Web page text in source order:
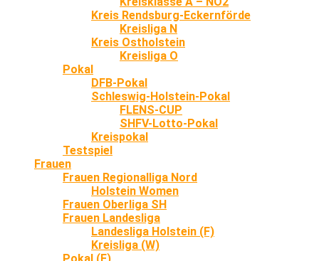
Kreis Rendsburg-Eckernförde
Kreisliga N
Kreis Ostholstein
Kreisliga O
Pokal
DFB-Pokal
Schleswig-Holstein-Pokal
FLENS-CUP
SHFV-Lotto-Pokal
Kreispokal
Testspiel
Frauen
Frauen Regionalliga Nord
Holstein Women
Frauen Oberliga SH
Frauen Landesliga
Landesliga Holstein (F)
Kreisliga (W)
Pokal (F)